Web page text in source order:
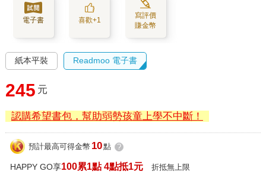
電子書 喜歡+1
寫評價
賺金幣
紙本平裝 Readmoo 電子書
245 元
認購希望書包，幫助弱勢孩童上學不中斷！
預計最高可得金幣 10點 ?
HAPPY GO享100累1點 4點抵1元 折抵無上限